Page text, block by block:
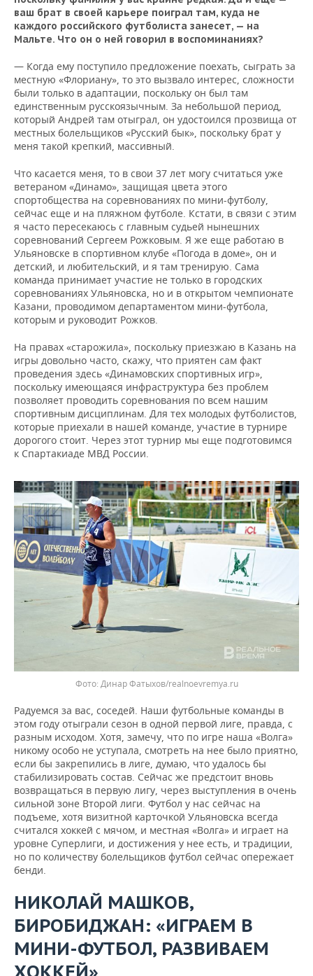
ваш брат в своей карьере поиграл там, куда не
каждого российского футболиста занесет, — на
Мальте. Что он о ней говорил в воспоминаниях?
— Когда ему поступило предложение поехать, сыграть за
местную «Флориану», то это вызвало интерес, сложности
были только в адаптации, поскольку он был там
единственным русскоязычным. За небольшой период,
который Андрей там отыграл, он удостоился прозвища от
местных болельщиков «Русский бык», поскольку брат у
меня такой крепкий, массивный.
Что касается меня, то в свои 37 лет могу считаться уже
ветераном «Динамо», защищая цвета этого
спортобщества на соревнованиях по мини-футболу,
сейчас еще и на пляжном футболе. Кстати, в связи с этим
я часто пересекаюсь с главным судьей нынешних
соревнований Сергеем Рожковым. Я же еще работаю в
Ульяновске в спортивном клубе «Погода в доме», он и
детский, и любительский, и я там тренирую. Сама
команда принимает участие не только в городских
соревнованиях Ульяновска, но и в открытом чемпионате
Казани, проводимом департаментом мини-футбола,
которым и руководит Рожков.
На правах «старожила», поскольку приезжаю в Казань на
игры довольно часто, скажу, что приятен сам факт
проведения здесь «Динамовских спортивных игр»,
поскольку имеющаяся инфраструктура без проблем
позволяет проводить соревнования по всем нашим
спортивным дисциплинам. Для тех молодых футболистов,
которые приехали в нашей команде, участие в турнире
дорогого стоит. Через этот турнир мы еще подготовимся
к Спартакиаде МВД России.
Фото: Динар Фатыхов/realnoevremya.ru
Радуемся за вас, соседей. Наши футбольные команды в
этом году отыграли сезон в одной первой лиге, правда, с
разным исходом. Хотя, замечу, что по игре наша «Волга»
никому особо не уступала, смотреть на нее было приятно,
если бы закрепились в лиге, думаю, что удалось бы
стабилизировать состав. Сейчас же предстоит вновь
возвращаться в первую лигу, через выступления в очень
сильной зоне Второй лиги. Футбол у нас сейчас на
подъеме, хотя визитной карточкой Ульяновска всегда
считался хоккей с мячом, и местная «Волга» и играет на
уровне Суперлиги, и достижения у нее есть, и традиции,
но по количеству болельщиков футбол сейчас опережает
бенди.
НИКОЛАЙ МАШКОВ,
БИРОБИДЖАН: «ИГРАЕМ В
МИНИ-ФУТБОЛ, РАЗВИВАЕМ
ХОККЕЙ»